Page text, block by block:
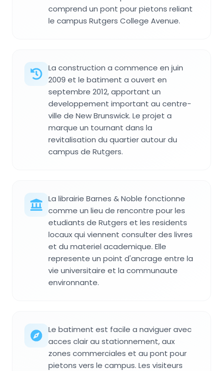
comprend un pont pour pietons reliant
le campus Rutgers College Avenue.
La construction a commence en juin
2009 et le batiment a ouvert en
septembre 2012, apportant un
developpement important au centre-
ville de New Brunswick. Le projet a
marque un tournant dans la
revitalisation du quartier autour du
campus de Rutgers.
La librairie Barnes & Noble fonctionne
comme un lieu de rencontre pour les
etudiants de Rutgers et les residents
locaux qui viennent consulter des livres
et du materiel academique. Elle
represente un point d'ancrage entre la
vie universitaire et la communaute
environnante.
Le batiment est facile a naviguer avec
acces clair au stationnement, aux
zones commerciales et au pont pour
pietons vers le campus. Les visiteurs